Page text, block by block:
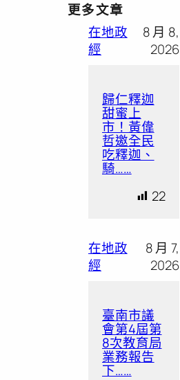
更多文章
在地政
經
8 月 8,
2026
歸仁釋迦
甜蜜上
市！黃偉
哲邀全民
吃釋迦、
騎……
22
在地政
經
8 月 7,
2026
臺南市議
會第4屆第
8次教育局
業務報告
下……